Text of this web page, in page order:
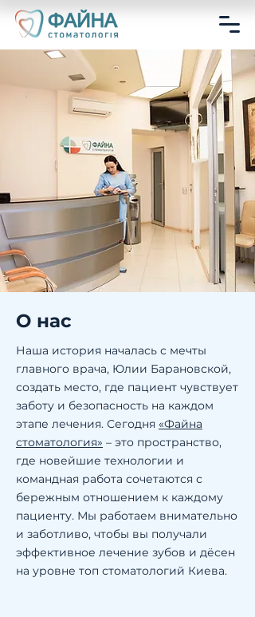
О нас
Наша история началась с мечты
главного врача, Юлии Барановской,
создать место, где пациент чувствует
заботу и безопасность на каждом
этапе лечения. Сегодня «Файна
стоматология» – это пространство,
где новейшие технологии и
командная работа сочетаются с
бережным отношением к каждому
пациенту. Мы работаем внимательно
и заботливо, чтобы вы получали
эффективное лечение зубов и дёсен
на уровне топ стоматологий Киева.